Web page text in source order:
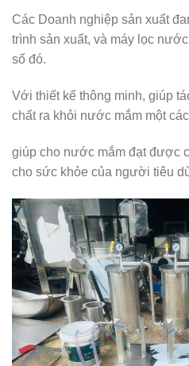
Các Doanh nghiệp sản xuất
trình sản xuất, và máy lọc
số đó.
Với thiết kế thông minh, giúp
chất ra khỏi nước mắm một
giúp cho nước mắm đạt được
cho sức khỏe của người tiêu